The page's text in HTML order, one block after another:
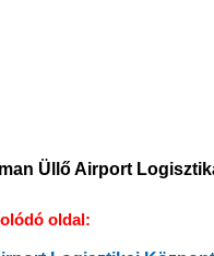
Üllő Airport
oldal: